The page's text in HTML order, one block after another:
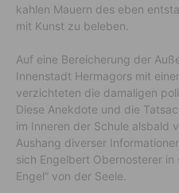
kahlen Mauern des eben
mit Kunst zu beleben.
Auf eine Bereicherung der
Innenstadt Hermagors mit
verzichteten die damaligen
Diese Anekdote und die
im Inneren der Schule alsbald
Aushang diverser
sich Engelbert Obernosterer in
Engel“ von der Seele.